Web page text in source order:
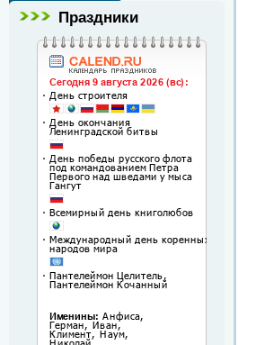
Праздники